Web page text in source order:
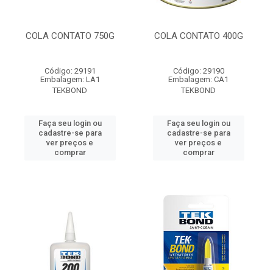
COLA CONTATO 750G
Código: 29191
Embalagem: LA1
TEKBOND
Faça seu login ou
cadastre-se para
ver preços e
comprar
COLA CONTATO 400G
Código: 29190
Embalagem: CA1
TEKBOND
Faça seu login ou
cadastre-se para
ver preços e
comprar